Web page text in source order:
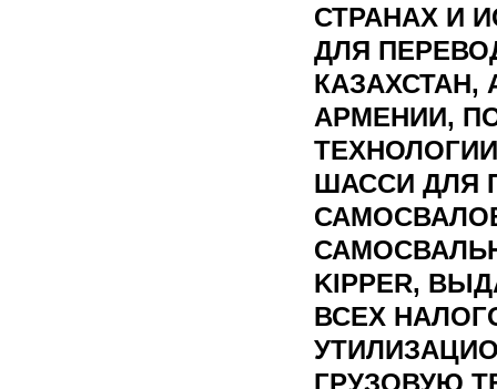
СТРАНАХ И
ДЛЯ
КАЗАХСТАН,
АРМЕНИИ,
ШАССИ ДЛЯ
САМОСВАЛОВ
KIPPER,
ВСЕХ
ГРУЗОВУЮ